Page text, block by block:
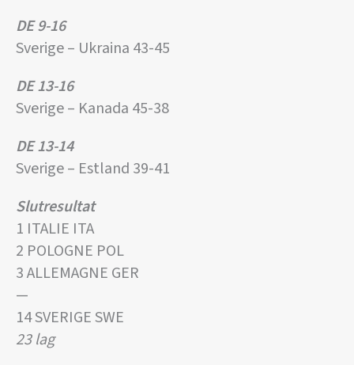
DE 9-16
Sverige – Ukraina 43-45
DE 13-16
Sverige – Kanada 45-38
DE 13-14
Sverige – Estland 39-41
Slutresultat
1 ITALIE ITA
2 POLOGNE POL
3 ALLEMAGNE GER
—
14 SVERIGE SWE
23 lag